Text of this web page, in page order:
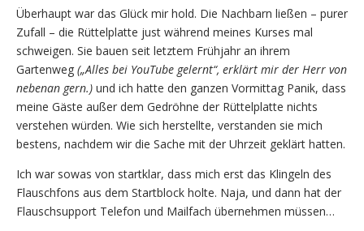
Überhaupt war das Glück mir hold. Die Nachbarn ließen – purer
Zufall – die Rüttelplatte just während meines Kurses mal
schweigen. Sie bauen seit letztem Frühjahr an ihrem
Gartenweg („Alles bei YouTube gelernt“, erklärt mir der Herr von
nebenan gern.) und ich hatte den ganzen Vormittag Panik, dass
meine Gäste außer dem Gedröhne der Rüttelplatte nichts
verstehen würden. Wie sich herstellte, verstanden sie mich
bestens, nachdem wir die Sache mit der Uhrzeit geklärt hatten.
Ich war sowas von startklar, dass mich erst das Klingeln des
Flauschfons aus dem Startblock holte. Naja, und dann hat der
Flauschsupport Telefon und Mailfach übernehmen müssen…